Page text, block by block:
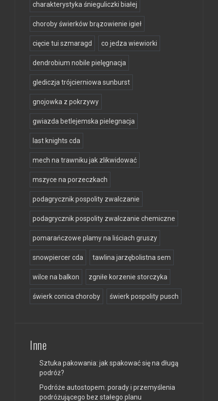
charakterystyka śnieguliczki białej
choroby świerków brązowienie igieł
cięcie tui szmaragd co jedza wiewiorki
dendrobium nobile pielęgnacja
glediczja trójcierniowa sunburst
gnojowka z pokrzywy
gwiazda betlejemska pielegnacja
last knights cda
mech na trawniku jak zlikwidować
mszyce na porzeczkach
podagrycznik pospolity zwalczanie
podagrycznik pospolity zwalczanie chemiczne
pomarańczowe plamy na liściach gruszy
snowpiercer cda tawlina jarzębolistna sem
wilce na balkon zgniłe korzenie storczyka
świerk conica choroby świerk pospolity pusch
Inne
Sztuka pakowania: jak spakować się na długą
podróż?
Podróże autostopem: porady i przemyślenia
podróżującego bez stałego planu